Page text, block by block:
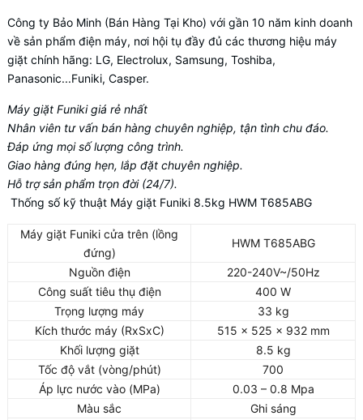
Công ty Bảo Minh (Bán Hàng Tại Kho) với gần 10 năm kinh doanh
về sản phẩm điện máy, nơi hội tụ đầy đủ các thương hiệu máy
giặt chính hãng: LG, Electrolux, Samsung, Toshiba,
Panasonic...Funiki, Casper.
Máy giặt Funiki giá rẻ nhất
Nhân viên tư vấn bán hàng chuyên nghiệp, tận tình chu đáo.
Đáp ứng mọi số lượng công trình.
Giao hàng đúng hẹn, lắp đặt chuyên nghiệp.
Hỗ trợ sản phẩm trọn đời (24/7).
Thống số kỹ thuật Máy giặt Funiki 8.5kg HWM T685ABG
Máy giặt Funiki cửa trên (lồng
đứng)
HWM T685ABG
Nguồn điện
220-240V~/50Hz
Công suất tiêu thụ điện
400 W
Trọng lượng máy
33 kg
Kích thước máy (RxSxC)
515 x 525 x 932 mm
Khối lượng giặt
8.5 kg
Tốc độ vắt (vòng/phút)
700
Áp lực nước vào (MPa)
0.03 – 0.8 Mpa
Màu sắc
Ghi sáng